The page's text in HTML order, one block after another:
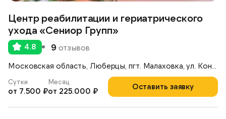
Центр реабилитации и гериатрического
ухода «Сениор Групп»
4.8 9 отзывов
Оставить заявку
Сутки
от 7.500 ₽
Месяц
от 225.000 ₽